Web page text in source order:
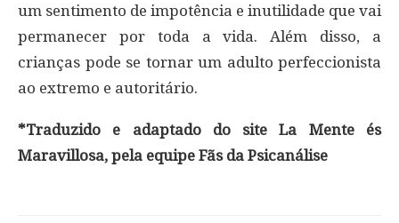
um sentimento de impotência e inutilidade que vai
permanecer por toda a vida. Além disso, a
crianças pode se tornar um adulto perfeccionista
ao extremo e autoritário.
*Traduzido e adaptado do site La Mente és
Maravillosa, pela equipe Fãs da Psicanálise